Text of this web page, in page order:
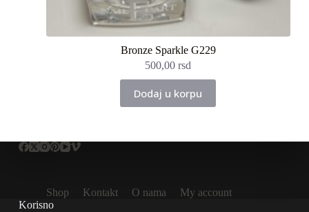
Bronze Sparkle G229
500,00rsd
Dodaj u korpu
Shop Kontakt O nama
My account
Korisno